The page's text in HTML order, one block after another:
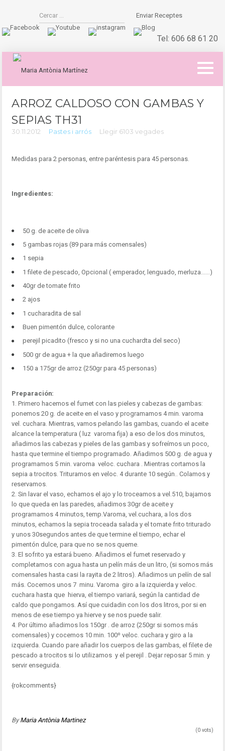
Enviar Receptes
Tel: 606 68 61 20
ARROZ CALDOSO CON GAMBAS Y
SEPIAS TH31
30.11.2012 Pastes i arrós Llegir 6103 vegades
Medidas para 2 personas, entre paréntesis para 45 personas.
Ingredientes:
50 g. de aceite de oliva
5 gambas rojas (89 para más comensales)
1 sepia
1 filete de pescado, Opcional ( emperador, lenguado, merluza......)
40gr de tomate frito
2 ajos
1 cucharadita de sal
Buen pimentón dulce, colorante
perejil picadito (fresco y si no una cuchardta del seco)
500 gr de agua + la que añadiremos luego
150 a 175gr de arroz (250gr para 45 personas)
Preparación:
1. Primero hacemos el fumet con las pieles y cabezas de gambas:
ponemos 20 g. de aceite en el vaso y programamos 4 min. varoma
vel. cuchara. Mientras, vamos pelando las gambas, cuando el aceite
alcance la temperatura ( luz varoma fija) a eso de los dos minutos,
añadimos las cabezas y pieles de las gambas y sofreímos un poco,
hasta que termine el tiempo programado. Añadimos 500 g. de agua y
programamos 5 min. varoma veloc. cuchara . Mientras cortamos la
sepia a trocitos. Trituramos en veloc. 4 durante 10 según.. Colamos y
reservamos.
2. Sin lavar el vaso, echamos el ajo y lo troceamos a vel.510, bajamos
lo que queda en las paredes, añadimos 30gr de aceite y
programamos 4 minutos, temp.Varoma, vel.cuchara, a los dos
minutos, echamos la sepia troceada salada y el tomate frito triturado
y unos 30segundos antes de que termine el tiempo, echar el
pimentón dulce, para que no se nos queme.
3. El sofrito ya estará bueno. Añadimos el fumet reservado y
completamos con agua hasta un pelín más de un litro, (si somos más
comensales hasta casi la rayita de 2 litros). Añadimos un pelín de sal
más. Cocemos unos 7 minu. Varoma giro a la izquierda y veloc.
cuchara hasta que hierva, el tiempo variará, según la cantidad de
caldo que pongamos. Así que cuidadin con los dos litros, por si en
menos de ese tiempo ya hierve y se nos puede salir.
4. Por último añadimos los 150gr . de arroz (250gr si somos más
comensales) y cocemos 10 min. 100º veloc. cuchara y giro a la
izquierda. Cuando pare añadir los cuerpos de las gambas, el filete de
pescado a trocitos si lo utilizamos y el perejil . Dejar reposar 5 min. y
servir enseguida.
{rokcomments}
ByMaria Antònia Martinez
(0 vots)